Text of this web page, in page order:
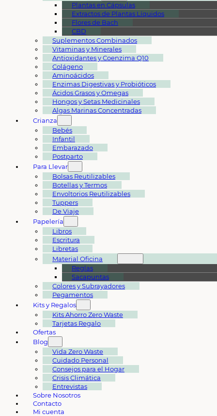
Plantas en Cápsulas
Extractos de Plantas Líquidos
Flores de Bach
CBD
Suplementos Combinados
Vitaminas y Minerales
Antioxidantes y Coenzima Q10
Colágeno
Aminoácidos
Enzimas Digestivas y Probióticos
Ácidos Grasos y Omegas
Hongos y Setas Medicinales
Algas Marinas Concentradas
Crianza
Bebés
Infantil
Embarazado
Postparto
Para Llevar
Bolsas Reutilizables
Botellas y Termos
Envoltorios Reutilizables
Tuppers
De Viaje
Papelería
Libros
Escritura
Libretas
Material Oficina
Reglas
Sacapuntas
Colores y Subrayadores
Pegamentos
Kits y Regalos
Kits Ahorro Zero Waste
Tarjetas Regalo
Ofertas
Blog
Vida Zero Waste
Cuidado Personal
Consejos para el Hogar
Crisis Climática
Entrevistas
Sobre Nosotros
Contacto
Mi cuenta